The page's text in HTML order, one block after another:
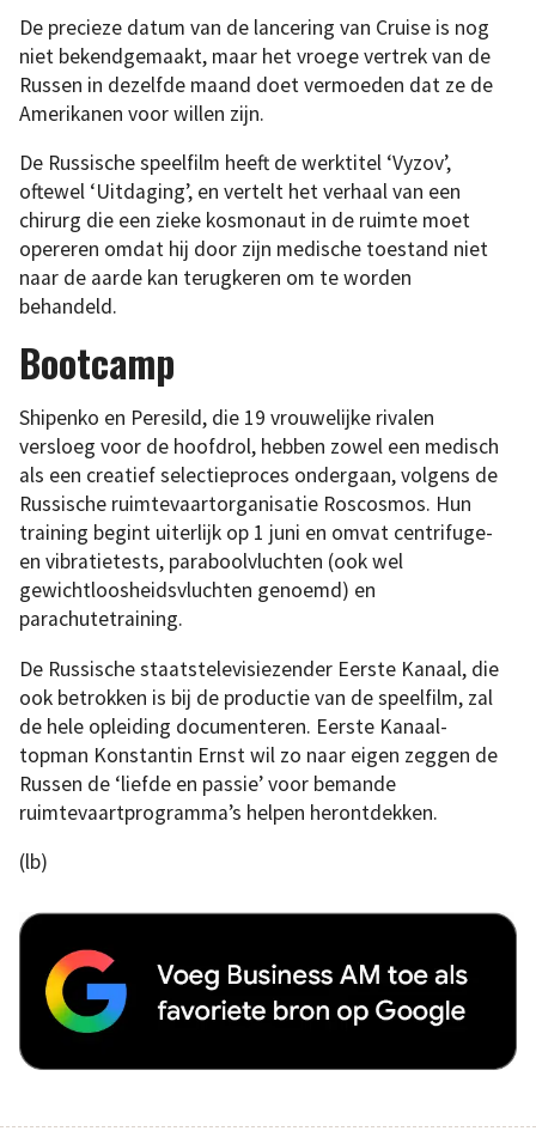
De precieze datum van de lancering van Cruise is nog
niet bekendgemaakt, maar het vroege vertrek van de
Russen in dezelfde maand doet vermoeden dat ze de
Amerikanen voor willen zijn.
De Russische speelfilm heeft de werktitel ‘Vyzov’,
oftewel ‘Uitdaging’, en vertelt het verhaal van een
chirurg die een zieke kosmonaut in de ruimte moet
opereren omdat hij door zijn medische toestand niet
naar de aarde kan terugkeren om te worden
behandeld.
Bootcamp
Shipenko en Peresild, die 19 vrouwelijke rivalen
versloeg voor de hoofdrol, hebben zowel een medisch
als een creatief selectieproces ondergaan, volgens de
Russische ruimtevaartorganisatie Roscosmos. Hun
training begint uiterlijk op 1 juni en omvat centrifuge-
en vibratietests, paraboolvluchten (ook wel
gewichtloosheidsvluchten genoemd) en
parachutetraining.
De Russische staatstelevisiezender Eerste Kanaal, die
ook betrokken is bij de productie van de speelfilm, zal
de hele opleiding documenteren. Eerste Kanaal-
topman Konstantin Ernst wil zo naar eigen zeggen de
Russen de ‘liefde en passie’ voor bemande
ruimtevaartprogramma’s helpen herontdekken.
(lb)